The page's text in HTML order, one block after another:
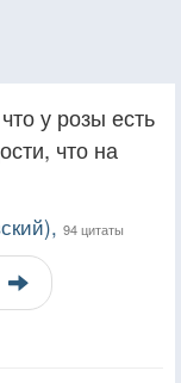
у розы есть
что на
94 цитаты